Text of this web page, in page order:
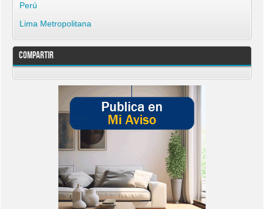
Perú
Lima Metropolitana
Compartir